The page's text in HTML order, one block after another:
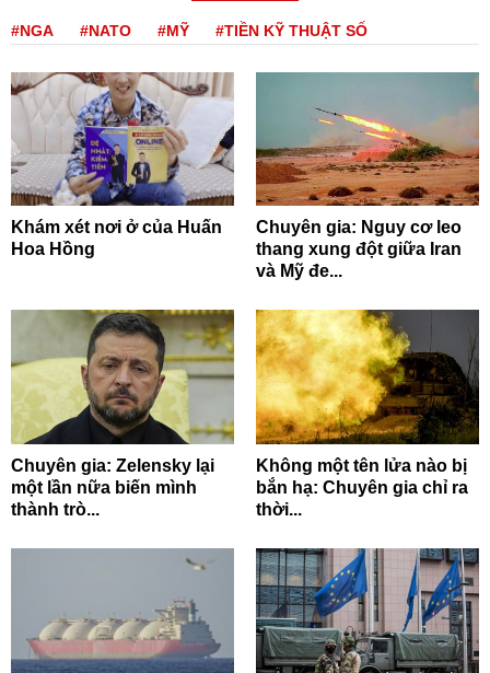
#NGA #NATO #MỸ #TIỀN KỸ THUẬT SỐ
Khám xét nơi ở của Huấn
Hoa Hồng
Chuyên gia: Nguy cơ leo
thang xung đột giữa Iran
và Mỹ đe...
Chuyên gia: Zelensky lại
một lần nữa biến mình
thành trò...
Không một tên lửa nào bị
bắn hạ: Chuyên gia chỉ ra
thời...